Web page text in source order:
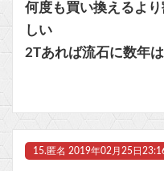
何度も買い換えるよ
しい
2Tあれば流石に数年
15. 匿名 2019年02月25日